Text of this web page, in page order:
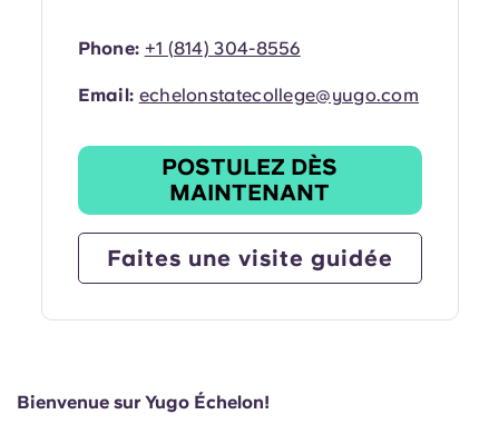
Bienvenue sur Yugo Échelon!
Phone: +1 (814) 304-8556
Email: echelonstatecollege@yugo.com
POSTULEZ DÈS
MAINTENANT
Faites une visite guidée